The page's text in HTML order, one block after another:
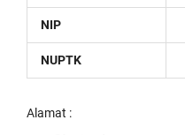
NIP
NUPTK
Alamat :